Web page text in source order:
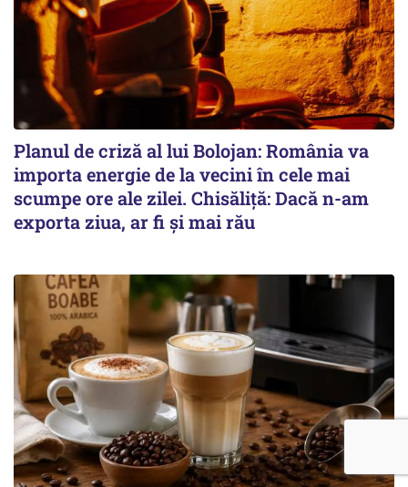
Planul de criză al lui Bolojan: România va
importa energie de la vecini în cele mai
scumpe ore ale zilei. Chisăliță: Dacă n-am
exporta ziua, ar fi și mai rău